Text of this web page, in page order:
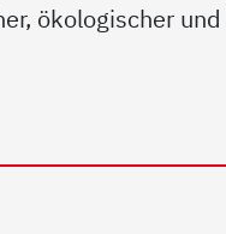
ökologischer